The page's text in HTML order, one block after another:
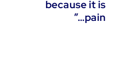
because it is
pain…”